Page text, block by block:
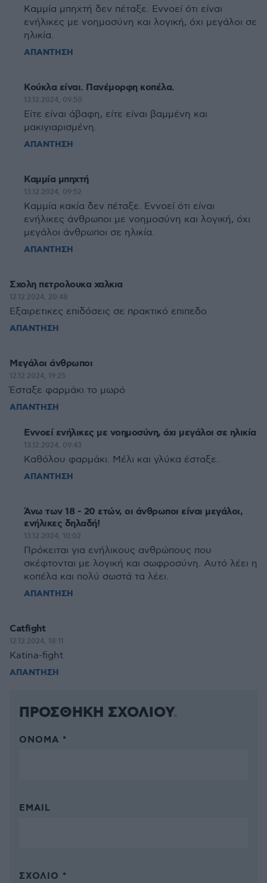
Καμμία μπηχτή δεν πέταξε. Εννοεί ότι είναι
ενήλικες με νοημοσύνη και λογική, όχι μεγάλοι σε
ηλικία.
ΑΠΑΝΤΗΣΗ
Κούκλα είναι. Πανέμορφη κοπέλα.
13.12.2024, 09:50
Είτε είναι άβαφη, είτε είναι βαμμένη και
μακιγιαρισμένη.
ΑΠΑΝΤΗΣΗ
Καμμία μπηχτή
13.12.2024, 09:52
Καμμία κακία δεν πέταξε. Εννοεί ότι είναι
ενήλικες άνθρωποι με νοημοσύνη και λογική, όχι
μεγάλοι άνθρωποι σε ηλικία.
ΑΠΑΝΤΗΣΗ
Σχολη πετρολουκα χαλκια
12.12.2024, 20:48
Εξαιρετικες επιδόσεις σε πρακτικό επιπεδο
ΑΠΑΝΤΗΣΗ
Μεγάλοι άνθρωποι
12.12.2024, 19:25
Έσταξε φαρμάκι το μωρό
ΑΠΑΝΤΗΣΗ
Εννοεί ενήλικες με νοημοσύνη, όχι μεγάλοι σε ηλικία
13.12.2024, 09:43
Καθόλου φαρμάκι. Μέλι και γλύκα έσταξε.
ΑΠΑΝΤΗΣΗ
Άνω των 18 - 20 ετών, οι άνθρωποι είναι μεγάλοι,
ενήλικες δηλαδή!
13.12.2024, 10:02
Πρόκειται για ενήλικους ανθρώπους που
σκέφτονται με λογική και σωφροσύνη. Αυτό λέει η
κοπέλα και πολύ σωστά τα λέει.
ΑΠΑΝΤΗΣΗ
Catfight
12.12.2024, 18:11
Katina-fight
ΑΠΑΝΤΗΣΗ
ΠΡΟΣΘΗΚΗ ΣΧΟΛΙΟΥ
ΌΝΟΜΑ *
EMAIL
ΣΧΌΛΙΟ *